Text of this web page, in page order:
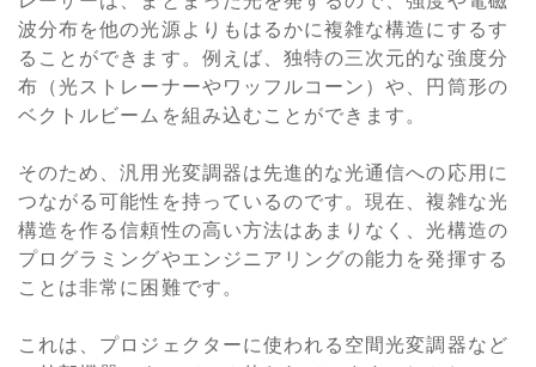
波分布を他の光源よりもはるかに複雑な構造にするす
ることができます。例えば、独特の三次元的な強度分
布（光ストレーナーやワッフルコーン）や、円筒形の
ベクトルビームを組み込むことができます。
そのため、汎用光変調器は先進的な光通信への応用に
つながる可能性を持っているのです。現在、複雑な光
構造を作る信頼性の高い方法はあまりなく、光構造の
プログラミングやエンジニアリングの能力を発揮する
ことは非常に困難です。
これは、プロジェクターに使われる空間光変調器など